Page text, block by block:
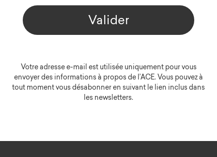
Valider
Votre adresse e-mail est utilisée uniquement pour vous
envoyer des informations à propos de l’ACE. Vous pouvez à
tout moment vous désabonner en suivant le lien inclus dans
les newsletters.